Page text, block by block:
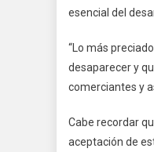
esencial del
“Lo más
desaparecer y
comerciantes y
Cabe recordar
aceptación de